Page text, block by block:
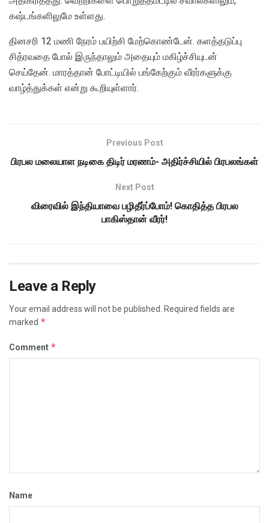
கஷ்டங்களிலுமே உள்ளது.
தினசரி 12 மணி நேரம் பயிற்சி மேற்கொண்டேன். களத்தடுப்பு
சித்ரவதை போல் இருந்தாலும் அதையும் மகிழ்ச்சியுடன்
செய்தேன். மாரத்தான் போட்டியில் பங்கேற்கும் வீரர்களுக்கு
வாழ்த்துக்கள் என்று கூறியுள்ளார்.
Previous Post
பிரபல மலையாள நடிகை திடிர் மரணம்- அதிர்ச்சியில் பிரபலங்கள்
Next Post
விரைவில் இந்தியாவை பழிதீர்ப்போம்! கொதித்த பிரபல
பாகிஸ்தான் வீரர்!
Leave a Reply
Your email address will not be published.
Required fields are
marked *
Comment *
Name